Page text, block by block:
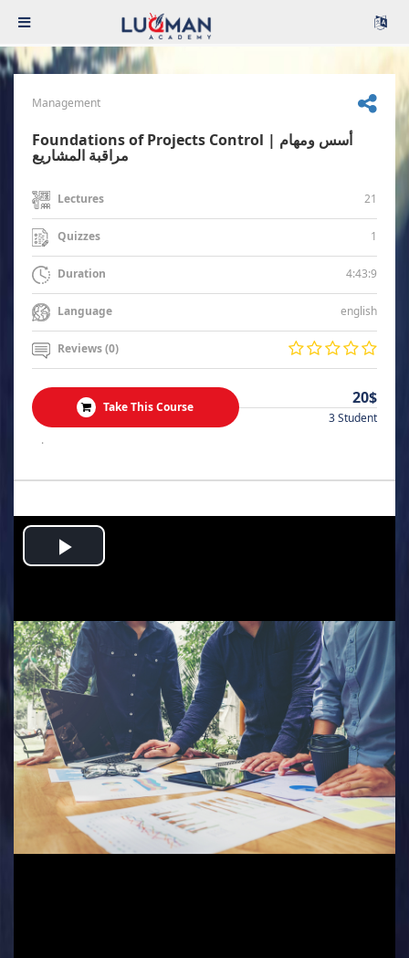
Management
Foundations of Projects Control | أسس ومهام
مراقبة المشاريع
Lectures 21
Quizzes 1
Duration 4:43:9
Language english
Reviews (0)
Take This Course 20$
3 Student
.
Play